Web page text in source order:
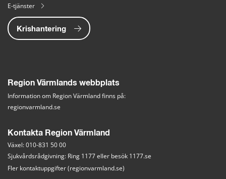
E-tjänster
Krishantering
Region Värmlands webbplats
Information om Region Värmland finns på:
regionvarmland.se
Kontakta Region Värmland
Växel: 010-831 50 00
Sjukvårdsrådgivning: Ring 1177 eller besök 1177.se
Fler kontaktuppgifter (regionvarmland.se)